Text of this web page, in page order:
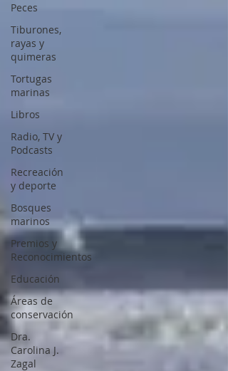
Peces
Tiburones,
rayas y
quimeras
Tortugas
marinas
Libros
Radio, TV y
Podcasts
Recreación
y deporte
Bosques
marinos
Premios y
Reconocimientos
Educación
Áreas de
conservación
Dra.
Carolina J.
Zagal